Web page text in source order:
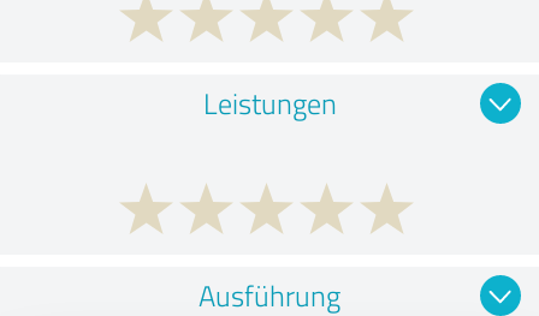
Leistungen
Ausführung